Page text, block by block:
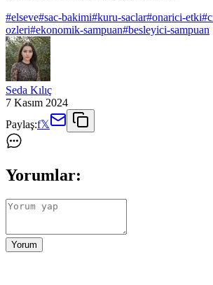
#elseve#sac-bakimi#kuru-saclar#onarici-etki#
ozleri#ekonomik-sampuan#besleyici-sampuan
Seda Kılıç
7 Kasım 2024
Paylaş:f𝕏
Yorumlar:
Yorum